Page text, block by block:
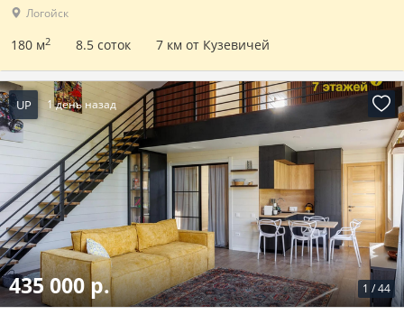
Логойск
180 м2 8.5 соток 7 км от Кузевичей
UP 1 день назад
1 /44
435 000 р.